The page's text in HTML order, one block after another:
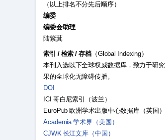
（以上排名不分先后顺序）
编委
编委会助理
陆紫萁
索引 / 检索 /存档（Global Indexing）
本刊入选以下全球权威数据库，致力于研
果的全球化无障碍传播。
DOI
ICI 哥白尼索引（波兰）
EuroPub 欧洲学术出版中心数据库（英国）
Academia 学术界（美国）
CJWK 长江文库（中国）